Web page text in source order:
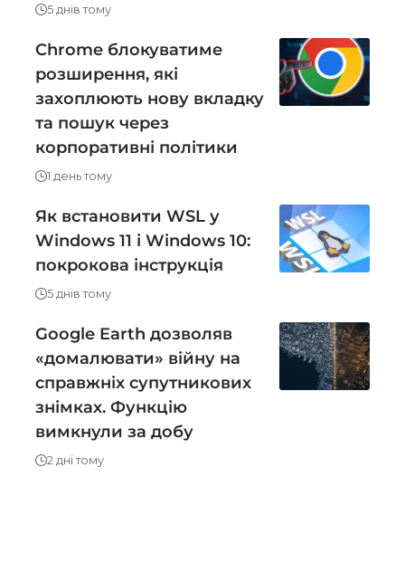
5 днів тому
Chrome блокуватиме
розширення, які
захоплюють нову вкладку
та пошук через
корпоративні політики
1 день тому
Як встановити WSL у
Windows 11 і Windows 10:
покрокова інструкція
5 днів тому
Google Earth дозволяв
«домалювати» війну на
справжніх супутникових
знімках. Функцію
вимкнули за добу
2 дні тому